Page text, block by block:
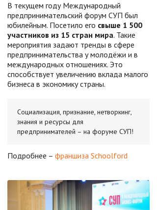
В текущем году Международный
предпринимательский форум СУП был
юбилейным. Посетило его свыше 1 500
участников из 15 стран мира. Такие
мероприятия задают тренды в сфере
предпринимательства у молодёжи и в
международных отношениях. Это
способствует увеличению вклада малого
бизнеса в экономику страны.
Социализация, признание, нетворкинг,
знания и ресурсы для
предпринимателей – на форуме СУП!
Подробнее – франшиза Schoolford